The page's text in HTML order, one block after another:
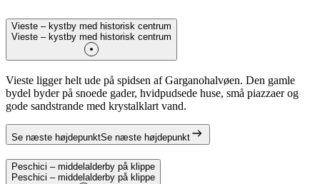
Vieste – kystby med historisk centrum
Vieste – kystby med historisk centrum
Vieste ligger helt ude på spidsen af Garganohalvøen. Den gamle
bydel byder på snoede gader, hvidpudsede huse, små piazzaer og
gode sandstrande med krystalklart vand.
Se næste højdepunktSe næste højdepunkt
Peschici – middelalderby på klippe
Peschici – middelalderby på klippe